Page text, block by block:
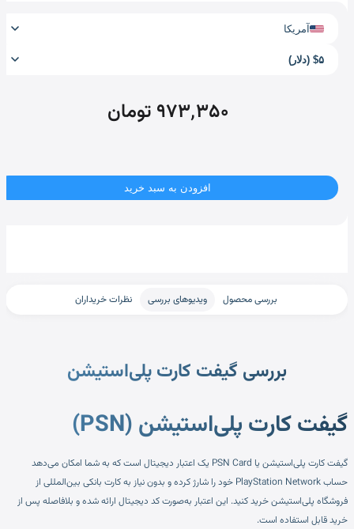
آمریکا
$۵ (دلار)
۹۷۳٬۳۵۰ تومان
افزودن به سبد خرید
بررسی محصول ویدیوهای بررسی نظرات خریداران
بررسی گیفت کارت پلی‌استیشن
گیفت کارت پلی‌استیشن (PSN)
گیفت کارت پلی‌استیشن یا PSN Card یک اعتبار دیجیتال است که به شما امکان می‌دهد
حساب PlayStation Network خود را شارژ کرده و بدون نیاز به کارت بانکی بین‌المللی از
فروشگاه پلی‌استیشن خرید کنید. این اعتبار به‌صورت کد دیجیتال ارائه شده و بلافاصله پس از
خرید قابل استفاده است.